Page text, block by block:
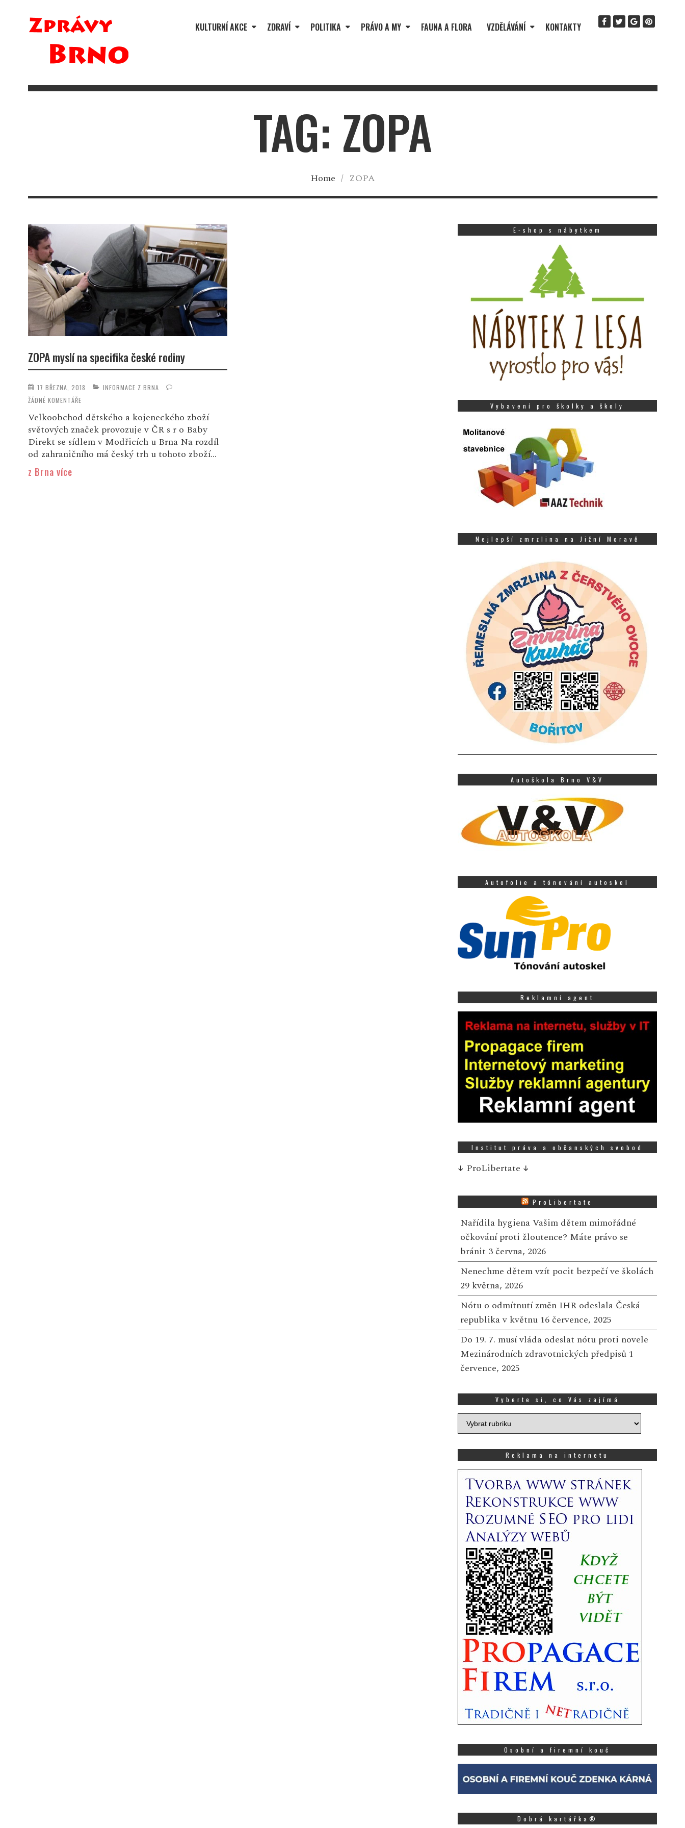
KULTURNÍ AKCE ZDRAVÍ POLITIKA PRÁVO A MY FAUNA A FLORA VZDĚLÁVÁNÍ KONTAKTY
TAG: ZOPA
Home / ZOPA
ZOPA myslí na specifika české rodiny
17 BŘEZNA, 2018
INFORMACE Z BRNA
ŽÁDNÉ KOMENTÁŘE
Velkoobchod dětského a kojeneckého zboží
světových značek provozuje v ČR s r o Baby
Direkt se sídlem v Modřicích u Brna Na rozdíl
od zahraničního má český trh u tohoto zboží...
z Brna více
E-shop s nábytkem
Vybavení pro školky a školy
Nejlepší zmrzlina na Jižní Moravě
Autoškola Brno V&V
Autofolie a tónování autoskel
Reklamní agent
Institut práva a občanských svobod
↓ ProLibertate ↓
ProLibertate
Nařídila hygiena Vašim dětem mimořádné
očkování proti žloutence? Máte právo se
bránit 3 června, 2026
Nenechme dětem vzít pocit bezpečí ve školách
29 května, 2026
Nótu o odmítnutí změn IHR odeslala Česká
republika v květnu 16 července, 2025
Do 19. 7. musí vláda odeslat nótu proti novele
Mezinárodních zdravotnických předpisů 1
července, 2025
Vyberte si, co Vás zajímá
Vyberte
si,
zajímá
Reklama na internetu
Osobní a firemní kouč
Dobrá kartářka®